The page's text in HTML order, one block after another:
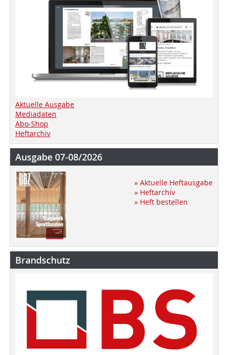
Aktuelle Ausgabe
Mediadaten
Abo-Shop
Heftarchiv
Ausgabe 07-08/2026
» Aktuelle Heftausgabe
» Heftarchiv
» Heft bestellen
Brandschutz